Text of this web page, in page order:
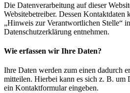
Die Datenverarbeitung auf dieser
Websitebetreiber. Dessen Kontaktdaten
„Hinweis zur Verantwortlichen Stelle“
Datenschutzerklärung entnehmen.
Wie erfassen wir Ihre Daten?
Ihre Daten werden zum einen dadurch
mitteilen. Hierbei kann es sich z. B. um
ein Kontaktformular eingeben.